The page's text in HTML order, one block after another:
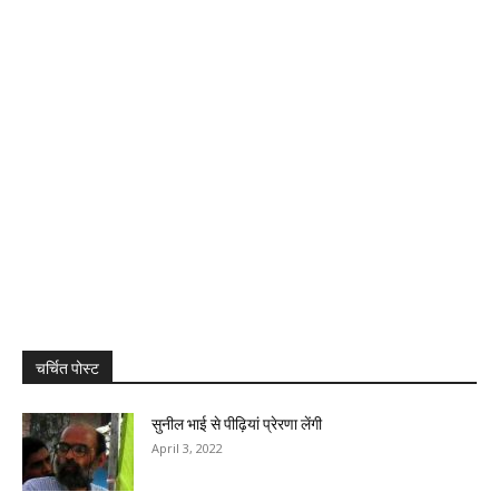
चर्चित पोस्ट
सुनील भाई से पीढ़ियां प्रेरणा लेंगी
April 3, 2022